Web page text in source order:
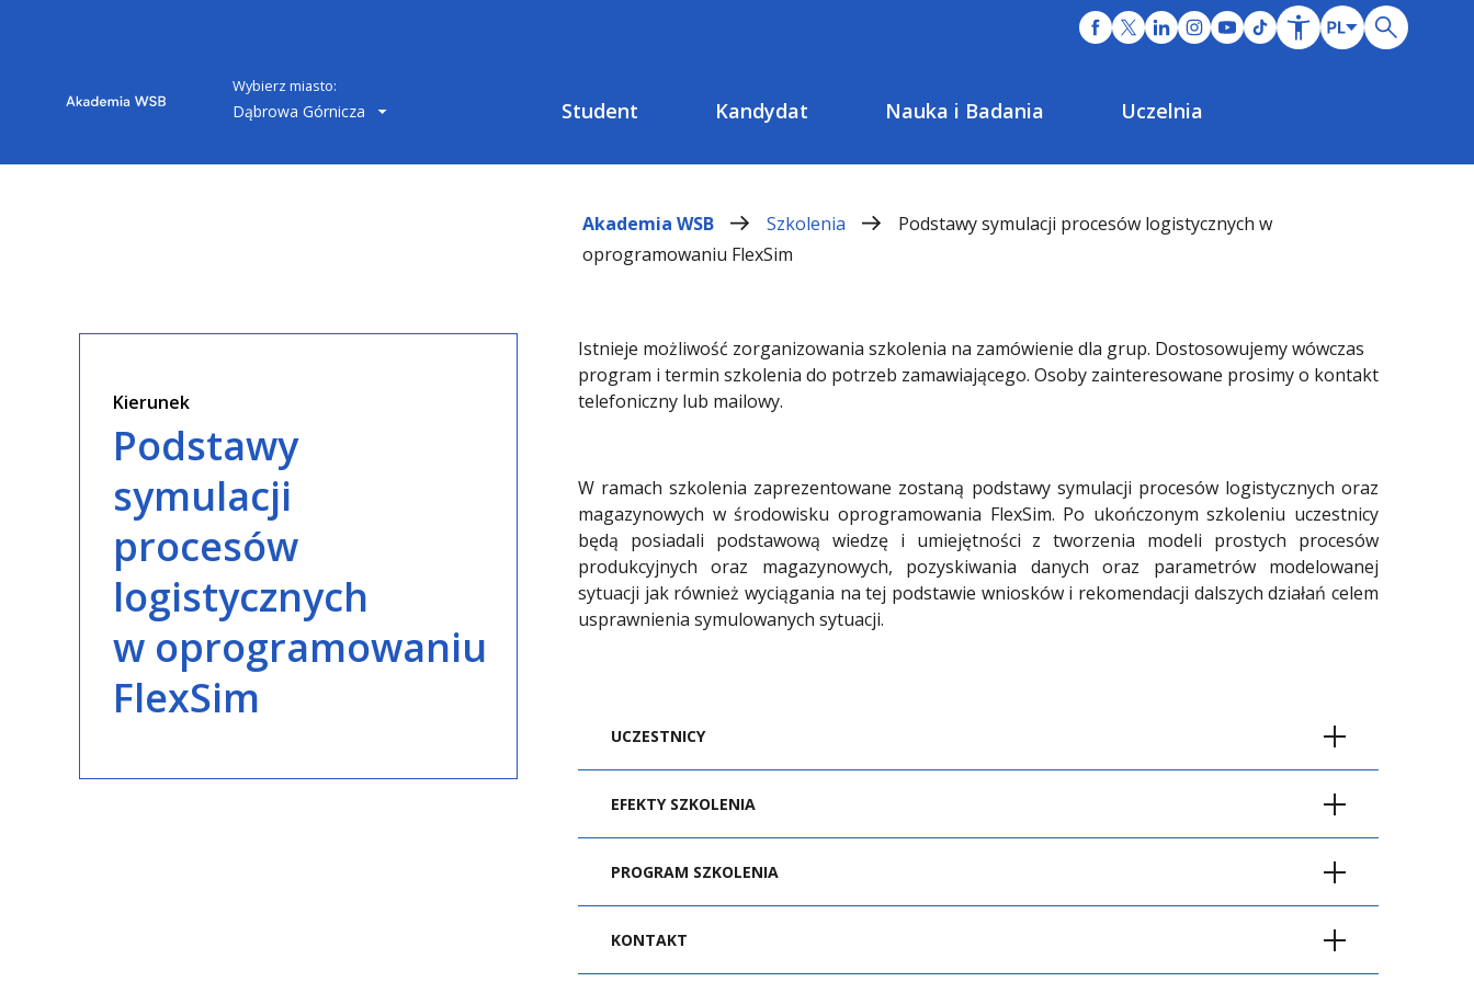
Wybierz miasto:
Dąbrowa Górnicza Student Kandydat Nauka i Badania Uczelnia
Akademia WSB Szkolenia
Podstawy symulacji procesów logistycznych w
oprogramowaniu FlexSim
Kierunek
Podstawy
symulacji
procesów
logistycznych
w oprogramowaniu
FlexSim
Istnieje możliwość zorganizowania szkolenia na zamówienie dla grup. Dostosowujemy wówczas
program i termin szkolenia do potrzeb zamawiającego. Osoby zainteresowane prosimy o kontakt
telefoniczny lub mailowy.
W ramach szkolenia zaprezentowane zostaną podstawy symulacji procesów logistycznych oraz
magazynowych w środowisku oprogramowania FlexSim. Po ukończonym szkoleniu uczestnicy
będą posiadali podstawową wiedzę i umiejętności z tworzenia modeli prostych procesów
produkcyjnych oraz magazynowych, pozyskiwania danych oraz parametrów modelowanej
sytuacji jak również wyciągania na tej podstawie wniosków i rekomendacji dalszych działań celem
usprawnienia symulowanych sytuacji.
UCZESTNICY
Szkolenie adresowane jest do menedżerów, dyrektorów, kierowników i inżynierów,
a także osób, które chcą zdobyć i/lub poszerzyć swoją wiedzę i umiejętności z zakresu
procesów logistycznych.
EFEKTY SZKOLENIA
zna podstawy symulacji procesów logistycznych oraz magazynowych w środowisku
posiada podstawową wiedzę z zakresu modeli prostych procesów produkcyjnych oraz
PROGRAM SZKOLENIA
podstawowa terminologia
KONTAKT